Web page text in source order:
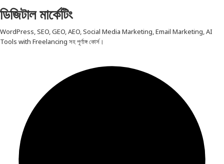
ডিজিটাল মার্কেটিং
WordPress, SEO, GEO, AEO, Social Media Marketing, Email Marketing, AI
Tools with Freelancing সহ পূর্ণাঙ্গ কোর্স।